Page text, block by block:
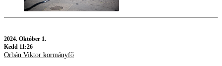
2024. Október 1.
Kedd 11:26
Orbán Viktor kormányfő